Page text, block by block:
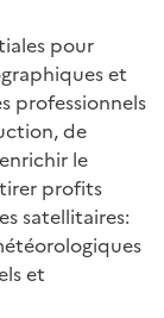
pour
et
professionnels
de
le
profits
satellitaires:
et